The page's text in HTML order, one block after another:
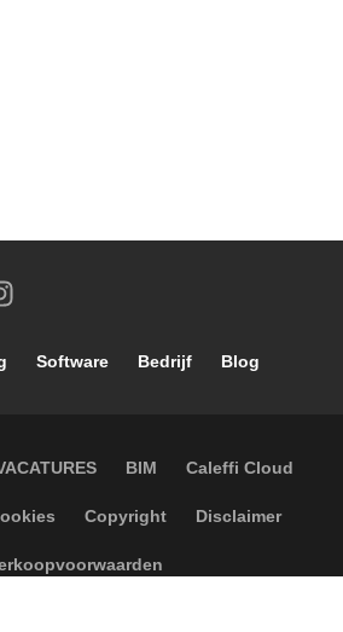
Software Bedrijf Blog
navigation
BIM Caleffi Cloud
Copyright Disclaimer